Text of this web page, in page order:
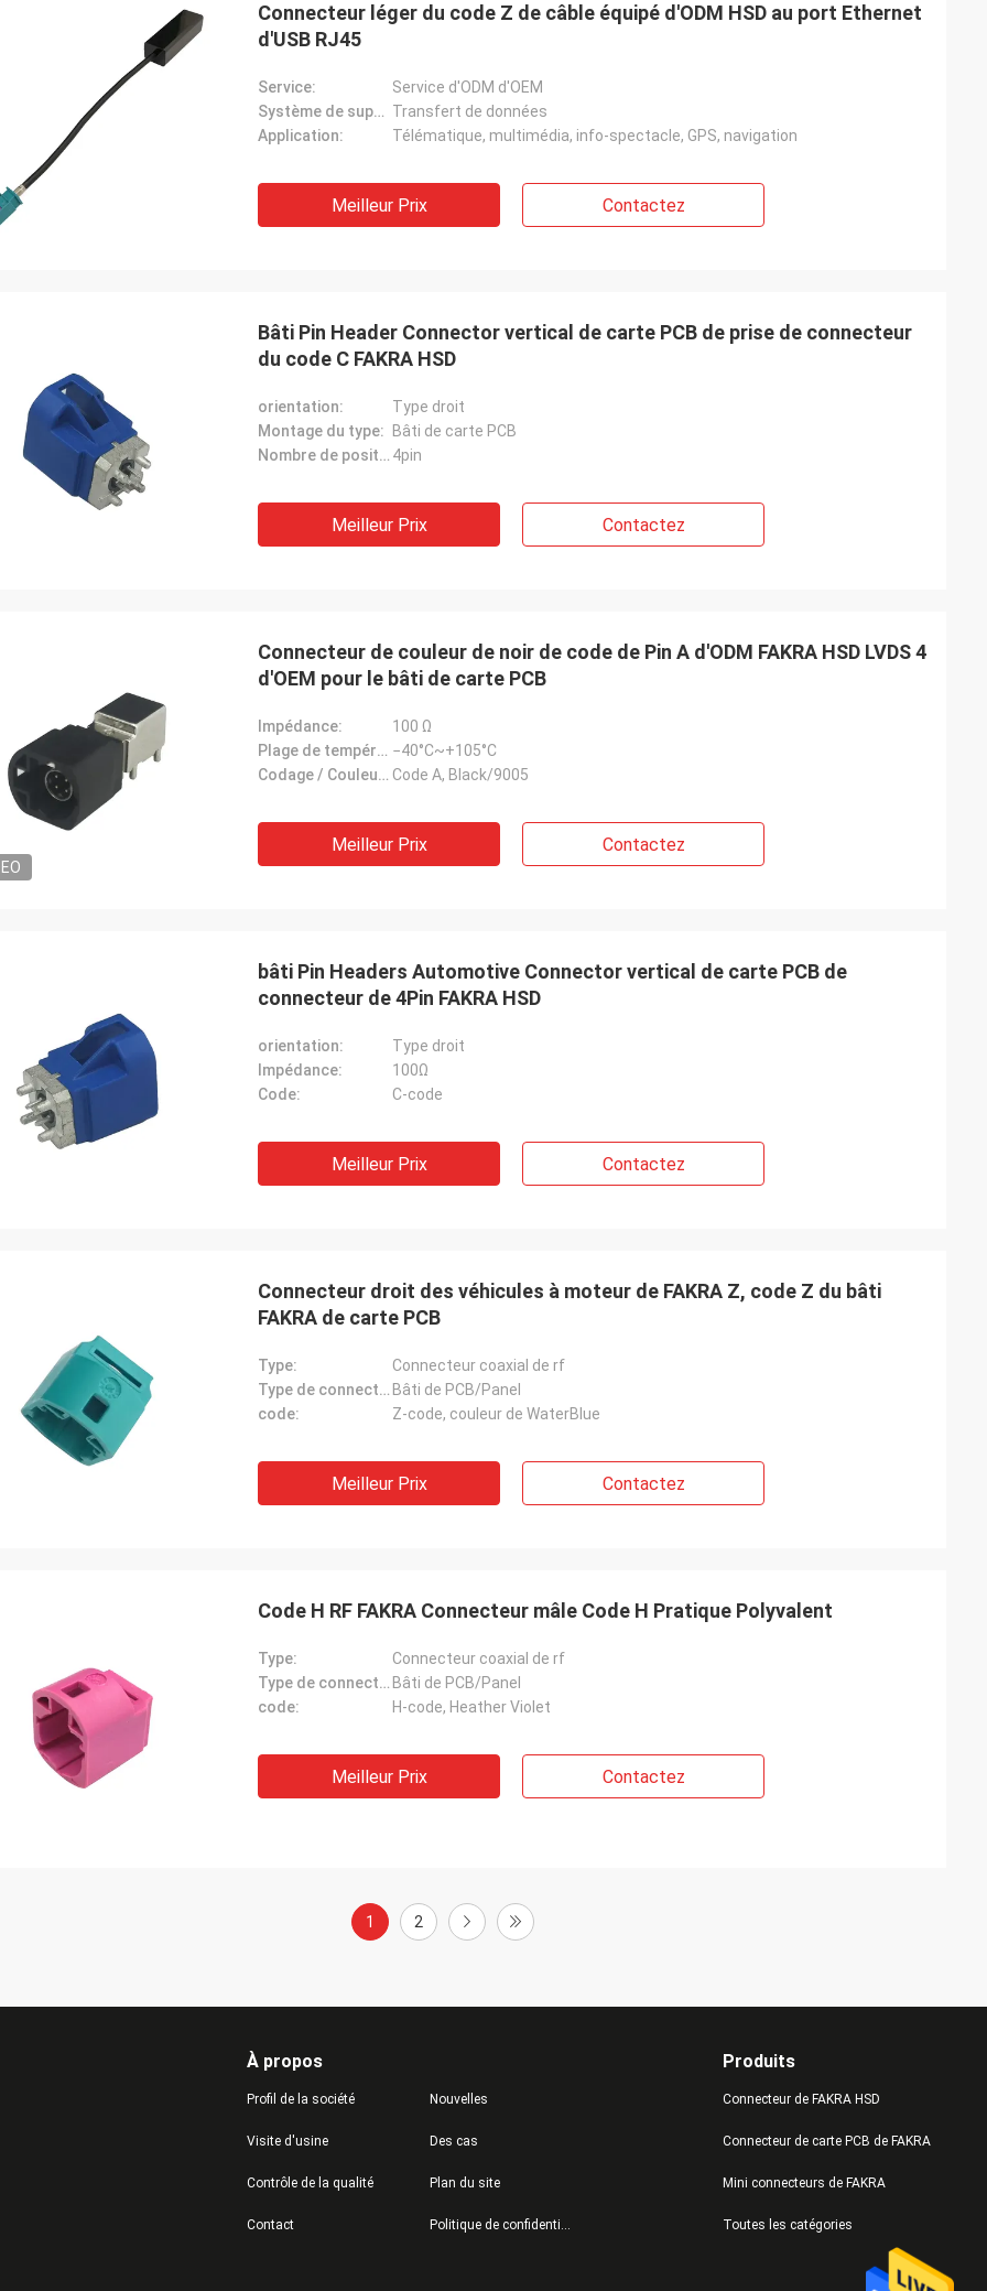
Connecteur léger du code Z de câble équipé d'ODM HSD au port Ethernet
d'USB RJ45
Service:
Service d'ODM d'OEM
Système de support: Transfert de données
Application:
Télématique, multimédia, info-spectacle, GPS, navigation
Meilleur Prix Contactez
Bâti Pin Header Connector vertical de carte PCB de prise de connecteur
du code C FAKRA HSD
orientation:
Type droit
Montage du type:
Bâti de carte PCB
Nombre de positions: 4pin
Meilleur Prix Contactez
Connecteur de couleur de noir de code de Pin A d'ODM FAKRA HSD LVDS 4
d'OEM pour le bâti de carte PCB
Impédance:
100 Ω
Plage de température: −40°C~+105°C
Codage / Couleur (Automobile): Code A, Black/9005
Meilleur Prix Contactez
bâti Pin Headers Automotive Connector vertical de carte PCB de
connecteur de 4Pin FAKRA HSD
orientation:
Type droit
Impédance:
100Ω
Code:
C-code
Meilleur Prix Contactez
Connecteur droit des véhicules à moteur de FAKRA Z, code Z du bâti
FAKRA de carte PCB
Type:
Connecteur coaxial de rf
Type de connecteur: Bâti de PCB/Panel
code:
Z-code, couleur de WaterBlue
Meilleur Prix Contactez
Code H RF FAKRA Connecteur mâle Code H Pratique Polyvalent
Type:
Connecteur coaxial de rf
Type de connecteur: Bâti de PCB/Panel
code:
H-code, Heather Violet
Meilleur Prix Contactez
1 2
À propos
Profil de la société
Visite d'usine
Contrôle de la qualité
Contact
Nouvelles
Des cas
Plan du site
Politique de confidentialité
Produits
Connecteur de FAKRA HSD
Connecteur de carte PCB de FAKRA
Mini connecteurs de FAKRA
Toutes les catégories